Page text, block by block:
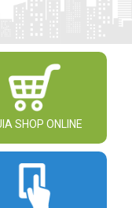
SHOP ONLINE